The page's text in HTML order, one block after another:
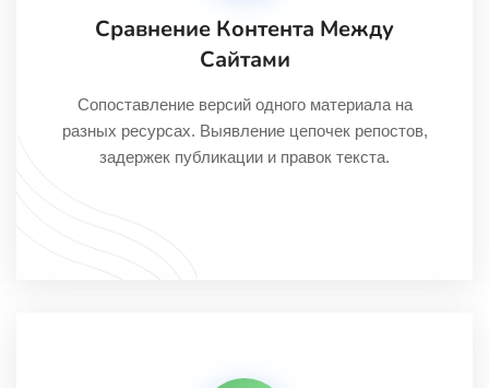
Сравнение Контента Между
Сайтами
Сопоставление версий одного материала на
разных ресурсах. Выявление цепочек репостов,
задержек публикации и правок текста.